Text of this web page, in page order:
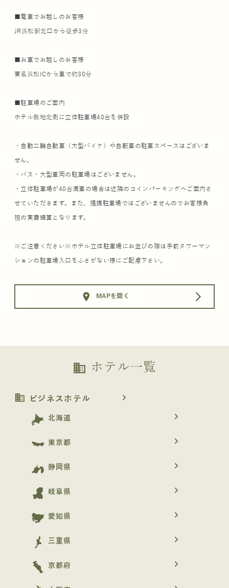
■電車でお越しのお客様
JR浜松駅北口から徒歩3分
■お車でお越しのお客様
東名浜松ICから車で約30分
■駐車場のご案内
ホテル敷地北側に立体駐車場40台を併設
・自動二輪自動車（大型バイク）や自転車の駐車スペースはございま
せん。
・バス・大型車両の駐車場はございません。
・立体駐車場が40台満車の場合は近隣のコインパーキングへご案内さ
せていただきます。また、提携駐車場ではございませんのでお客様負
担の実費精算となります。
※ご注意ください※ホテル立体駐車場にお並びの際は手前タワーマン
ションの駐車場入口をふさがない様にご配慮下さい。
location_on MAPを開く arrow_forward_ios
business ホテル一覧
business ビジネスホテル navigate_next
北海道 navigate_next
東京都 navigate_next
静岡県 navigate_next
岐阜県 navigate_next
愛知県 navigate_next
三重県 navigate_next
京都府 navigate_next